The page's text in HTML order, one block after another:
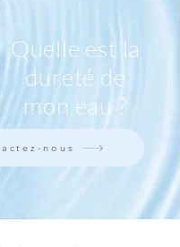
Quelle est la
dureté de
mon eau ?
nous